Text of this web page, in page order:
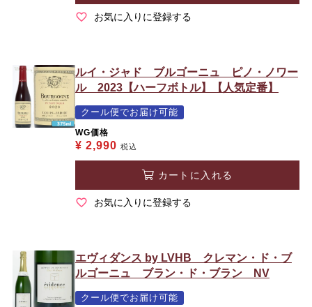
お気に入りに登録する
ルイ・ジャド ブルゴーニュ ピノ・ノワー
ル 2023【ハーフボトル】【人気定番】
クール便でお届け可能
WG価格
¥ 2,990 税込
カートに入れる
お気に入りに登録する
エヴィダンス by LVHB クレマン・ド・ブ
ルゴーニュ ブラン・ド・ブラン NV
クール便でお届け可能